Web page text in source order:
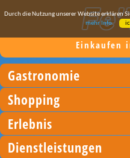
Durch die Nutzung unserer Website erklären
mehr Info
Einkaufen
Gastronomie
Shopping
Erlebnis
Dienstleistungen